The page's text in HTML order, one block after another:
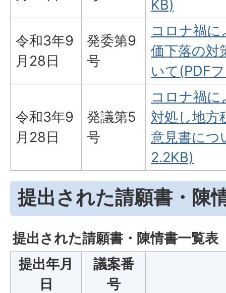
KB)
令和3年9
月28日
発委第9
号
コロナ禍
価下落の対
いて(PDF
令和3年9
月28日
発議第5
号
コロナ禍
対処し地方
意見書につ
2.2KB)
提出された請願書・陳
提出された請願書・陳情書一覧表
提出年月
日
議案番
号